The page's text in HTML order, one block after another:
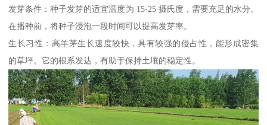
发芽条件：种子发芽的适宜温度为 15-25 摄氏度，需要充足的水分。
在播种前，将种子浸泡一段时间可以提高发芽率。
生长习性：高羊茅生长速度较快，具有较强的侵占性，能形成密集
的草坪。它的根系发达，有助于保持土壤的稳定性。